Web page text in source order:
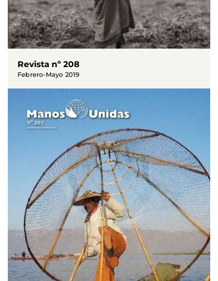
Revista nº 208
Febrero-Mayo 2019